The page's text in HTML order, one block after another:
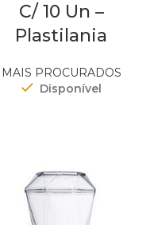
C/ 10 Un –
Plastilania
MAIS PROCURADOS
Disponível